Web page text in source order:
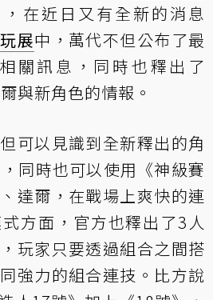
，在近日又有全新的消息
展中，萬代不但公布了最
關訊息，同時也釋出了
與新角色的情報。
可以見識到全新釋出的角
同時也可以使用《神級賽
達爾，在戰場上爽快的連
方面，官方也釋出了3人
玩家只要透過組合之間搭
強力的組合連技。比方說